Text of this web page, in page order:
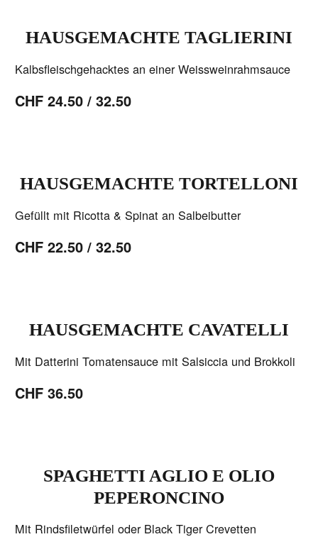
HAUSGEMACHTE TAGLIERINI
Kalbsfleischgehacktes an einer Weissweinrahmsauce
CHF 24.50 / 32.50
HAUSGEMACHTE TORTELLONI
Gefüllt mit Ricotta & Spinat an Salbeibutter
CHF 22.50 / 32.50
HAUSGEMACHTE CAVATELLI
Mit Datterini Tomatensauce mit Salsiccia und Brokkoli
CHF 36.50
SPAGHETTI AGLIO E OLIO
PEPERONCINO
Mit Rindsfiletwürfel oder Black Tiger Crevetten